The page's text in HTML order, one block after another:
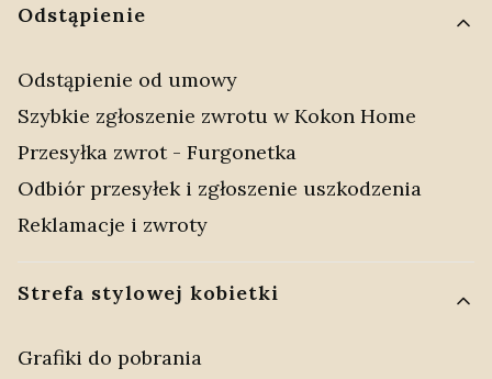
Odstąpienie
Odstąpienie od umowy
Szybkie zgłoszenie zwrotu w Kokon Home
Przesyłka zwrot - Furgonetka
Odbiór przesyłek i zgłoszenie uszkodzenia
Reklamacje i zwroty
Strefa stylowej kobietki
Grafiki do pobrania